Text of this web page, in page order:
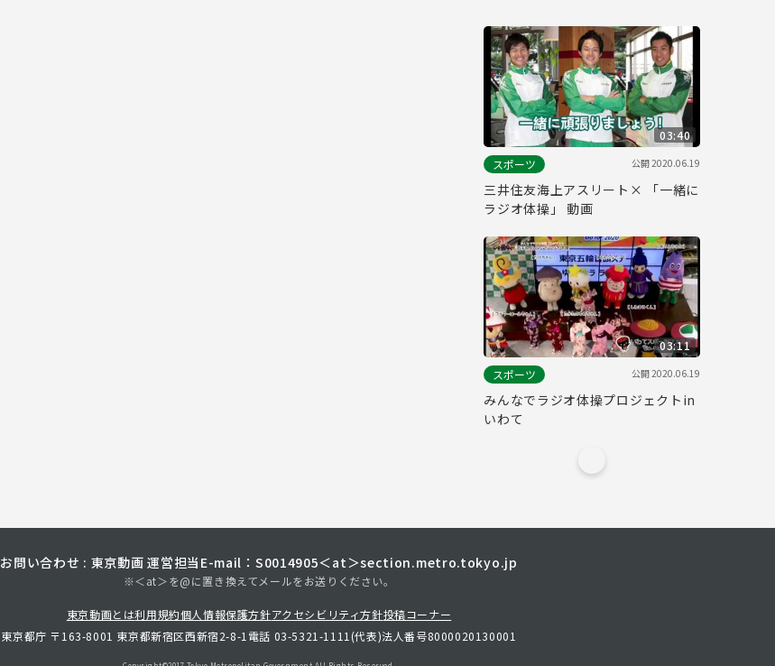
03:40
スポーツ
公開2020.06.19
三井住友海上アスリート× 「一緒に
ラジオ体操」 動画
03:11
スポーツ
公開2020.06.19
みんなでラジオ体操プロジェクトin
いわて
お問い合わせ : 東京動画 運営担当 E-mail：S0014905＜at＞section.metro.tokyo.jp
※＜at＞を@に置き換えてメールをお送りください。
東京動画とは利用規約個人情報保護方針アクセシビリティ方針投稿コーナー
東京都庁 〒163-8001 東京都新宿区西新宿2-8-1 電話 03-5321-1111(代表)法人番号8000020130001